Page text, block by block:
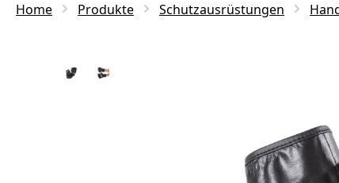
Home Produkte Schutzausrüstungen